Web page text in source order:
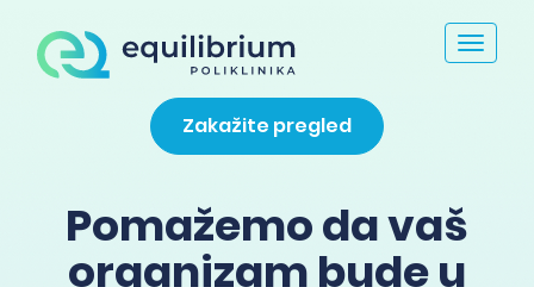
Toggle
Zakažite pregled
Pomažemo da vaš
organizam bude u